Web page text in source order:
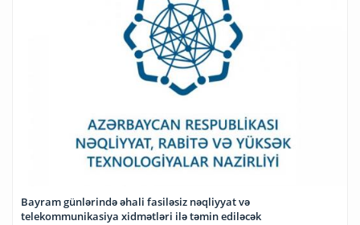
Bayram günlərində əhali fasiləsiz nəqliyyat və
telekommunikasiya xidmətləri ilə təmin ediləcək